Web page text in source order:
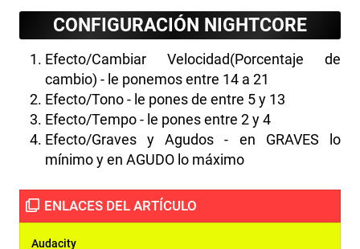
CONFIGURACIÓN NIGHTCORE
Efecto/Cambiar Velocidad(Porcentaje de
cambio) - le ponemos entre 14 a 21
Efecto/Tono - le pones de entre 5 y 13
Efecto/Tempo - le pones entre 2 y 4
Efecto/Graves y Agudos - en GRAVES lo
mínimo y en AGUDO lo máximo
Audacity